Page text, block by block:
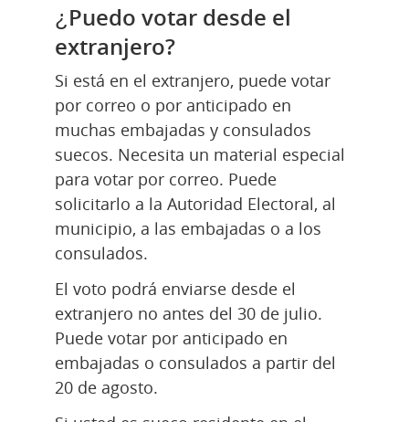
¿Puedo votar desde el
extranjero?
Si está en el extranjero, puede votar
por correo o por anticipado en
muchas embajadas y consulados
suecos. Necesita un material especial
para votar por correo. Puede
solicitarlo a la Autoridad Electoral, al
municipio, a las embajadas o a los
consulados.
El voto podrá enviarse desde el
extranjero no antes del 30 de julio.
Puede votar por anticipado en
embajadas o consulados a partir del
20 de agosto.